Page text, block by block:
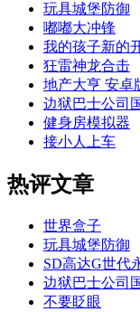
玩具城堡防御
嘟嘟大冲锋
我的孩子新的
狂雷神龙合击
地产大亨 安卓
边狱巴士公司
健身房模拟器
接小人上车
热评文章
世界盒子
玩具城堡防御
SD高达G世代
边狱巴士公司
不要眨眼